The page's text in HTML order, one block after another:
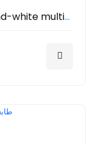
xerox WorkCentre 3025 Black-and-white multifunction printer - طابعة زيروكس